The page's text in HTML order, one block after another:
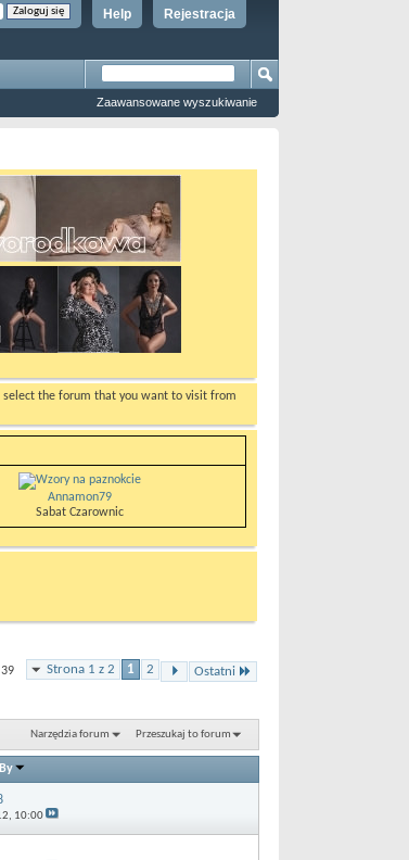
Rejestracja
Help
Zaawansowane wyszukiwanie
select the forum that you want to visit from
Annamon79
Sabat Czarownic
Strona 1 z 2 1 2 Ostatni
Narzędzia forum Przeszukaj to forum
10:00